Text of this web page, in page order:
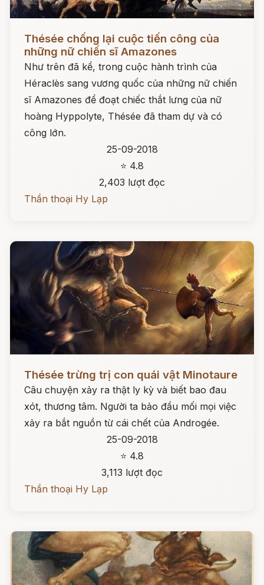
Thésée chống lại cuộc tiến công của
những nữ chiến sĩ Amazones
Như trên đã kể, trong cuộc hành trình của
Héraclès sang vương quốc của những nữ chiến
sĩ Amazones để đoạt chiếc thắt lưng của nữ
hoàng Hyppolyte, Thésée đã tham dự và có
công lớn.
25-09-2018
⭐ 4.8
2,403 lượt đọc
Thần thoại Hy Lạp
Thésée trừng trị con quái vật Minotaure
Câu chuyện xảy ra thật ly kỳ và biết bao đau
xót, thương tâm. Người ta bảo đầu mối mọi việc
xảy ra bắt nguồn từ cái chết của Androgée.
25-09-2018
⭐ 4.8
3,113 lượt đọc
Thần thoại Hy Lạp